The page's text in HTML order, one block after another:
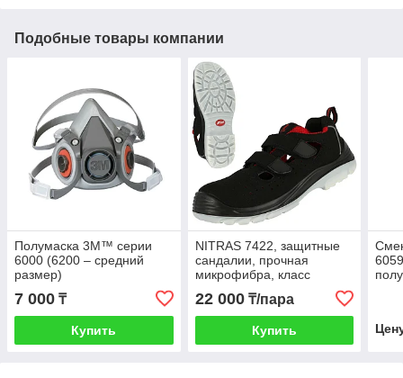
Подобные товары компании
Полумаска 3M™ серии
6000 (6200 – средний
размер)
7 000 ₸
Купить
NITRAS 7422, защитные
сандалии, прочная
микрофибра, класс
защиты S1P,
металлический подносок
22 000₸/пара
Купить